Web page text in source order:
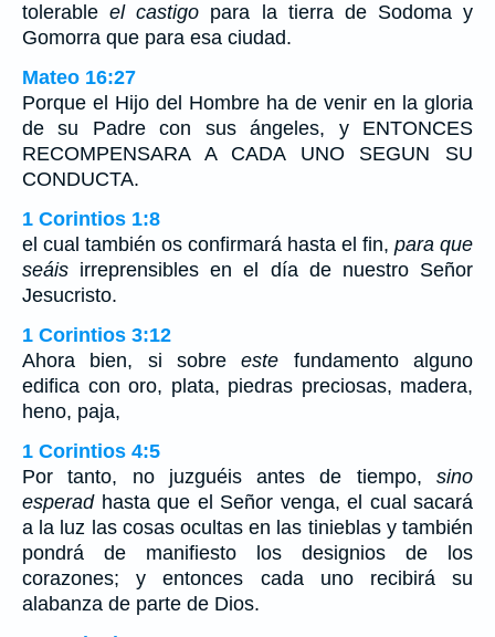
tolerableel castigo para la tierra de Sodoma y
Gomorra que para esa ciudad.
Mateo 16:27
Porque el Hijo del Hombre ha de venir en la gloria
de su Padre con sus ángeles, y ENTONCES
RECOMPENSARA A CADA UNO SEGUN SU
CONDUCTA.
1 Corintios 1:8
el cual también os confirmará hasta el fin, para que
seáis irreprensibles en el día de nuestro Señor
Jesucristo.
1 Corintios 3:12
Ahora bien, si sobreeste fundamento alguno
edifica con oro, plata, piedras preciosas, madera,
heno, paja,
1 Corintios 4:5
Por tanto, no juzguéis antes de tiempo, sino
esperadhasta que el Señor venga, el cual sacará
a la luz las cosas ocultas en las tinieblas y también
pondrá de manifiesto los designios de los
corazones; y entonces cada uno recibirá su
alabanza de parte de Dios.